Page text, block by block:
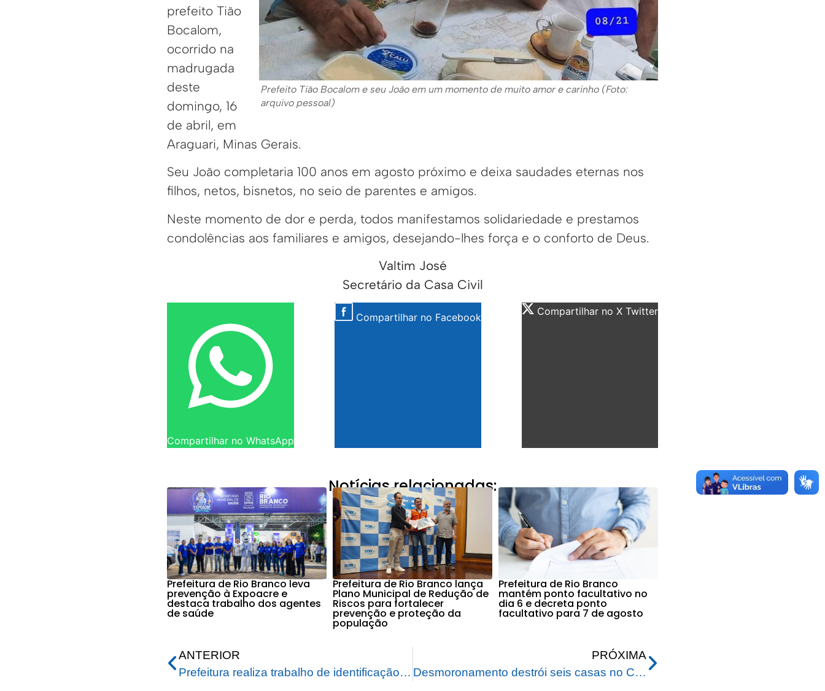
Prefeito Tião Bocalom e seu João em um momento de muito amor e carinho (Foto:
arquivo pessoal)
prefeito Tião
Bocalom,
ocorrido na
madrugada
deste
domingo, 16
de abril, em
Araguari, Minas Gerais.
Seu João completaria 100 anos em agosto próximo e deixa saudades eternas nos
filhos, netos, bisnetos, no seio de parentes e amigos.
Neste momento de dor e perda, todos manifestamos solidariedade e prestamos
condolências aos familiares e amigos, desejando-lhes força e o conforto de Deus.
Valtim José
Secretário da Casa Civil
Compartilhar no WhatsApp
Compartilhar no Facebook Compartilhar no X Twitter
Notícias relacionadas:
Prefeitura de Rio Branco leva
prevenção à Expoacre e
destaca trabalho dos agentes
de saúde
Prefeitura de Rio Branco lança
Plano Municipal de Redução de
Riscos para fortalecer
prevenção e proteção da
população
Prefeitura de Rio Branco
mantém ponto facultativo no
dia 6 e decreta ponto
facultativo para 7 de agosto
ANTERIOR
Prefeitura realiza trabalho de identificação para as famílias que precisam de benefícios
PRÓXIMA
Desmoronamento destrói seis casas no Cidade Nova, prefeito anuncia aluguel social às famílias atingidas